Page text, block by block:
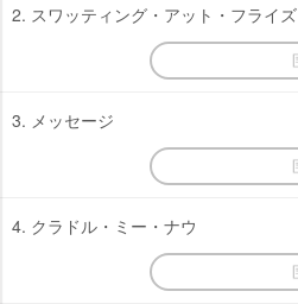
2. スワッティング・アット・フライズ
3. メッセージ
4. クラドル・ミー・ナウ